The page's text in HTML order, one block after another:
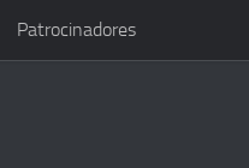
Patrocinadores